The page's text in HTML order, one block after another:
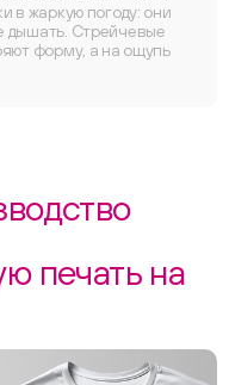
в жаркую погоду: они
дышать. Стрейчевые
форму, а на ощупь
печать на